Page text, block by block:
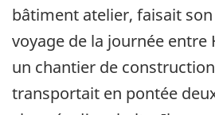
bâtiment atelier, faisait
voyage de la journée entre
un chantier de
transportait en pontée